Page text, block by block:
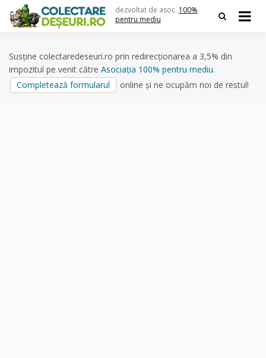
content
dezvoltat de asoc. 100%
pentru mediu
Susține colectaredeseuri.ro prin redirecționarea a 3,5% din
impozitul pe venit către Asociația 100% pentru mediu.
Completează formularul
online și ne ocupăm noi de restul!